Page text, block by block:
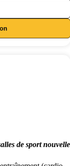
de sport nouvelle